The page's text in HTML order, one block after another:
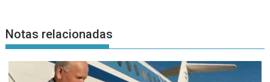
Notas relacionadas